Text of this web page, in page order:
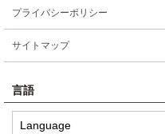
プライバシーポリシー
サイトマップ
言語